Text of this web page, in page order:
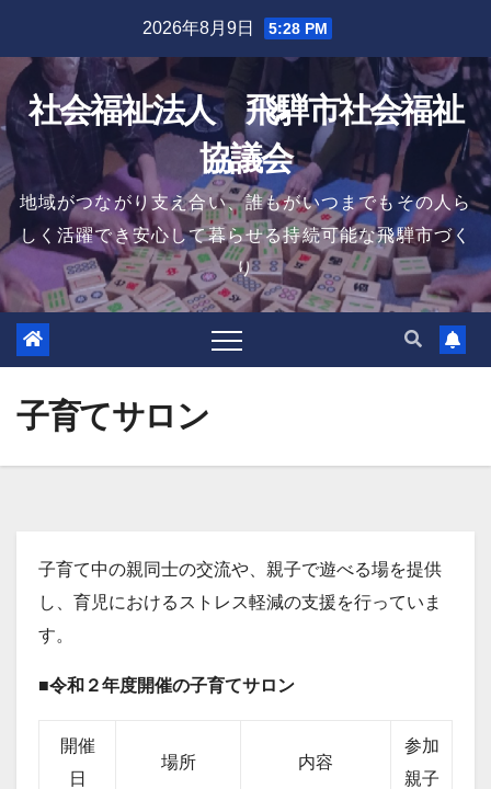
content
2026年8月9日 5:28 PM
社会福祉法人 飛騨市社会福祉
協議会
地域がつながり支え合い、誰もがいつまでもその人ら
しく活躍でき安心して暮らせる持続可能な飛騨市づく
り
子育てサロン
子育て中の親同士の交流や、親子で遊べる場を提供
し、育児におけるストレス軽減の支援を行っていま
す。
■令和２年度開催の子育てサロン
開催
日
場所 内容
参加
親子